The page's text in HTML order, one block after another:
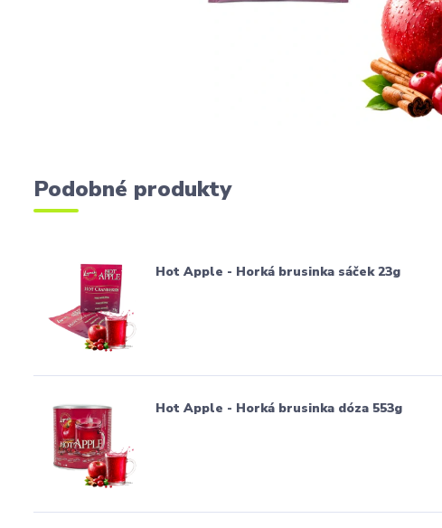
Podobné produkty
Hot Apple - Horká brusinka sáček 23g
Hot Apple - Horká brusinka dóza 553g